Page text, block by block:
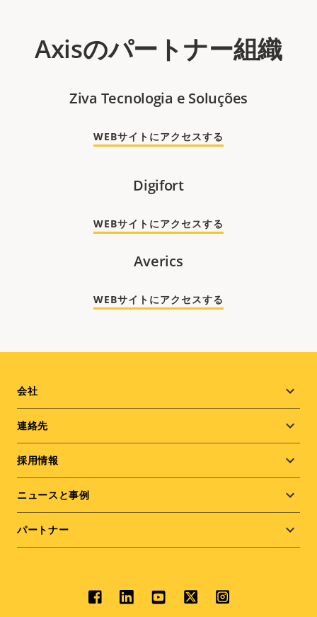
Axisのパートナー組織
Ziva Tecnologia e Soluções
WEBサイトにアクセスする
Digifort
WEBサイトにアクセスする
Averics
WEBサイトにアクセスする
Footer
menu
会社
連絡先
採用情報
ニュースと事例
パートナー
Social